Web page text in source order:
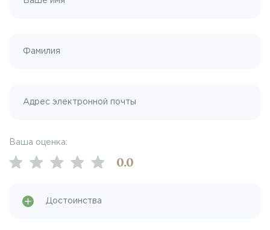
Ваша оценка:
0.0